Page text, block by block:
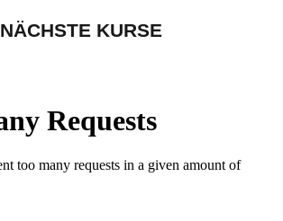
NÄCHSTE KURSE